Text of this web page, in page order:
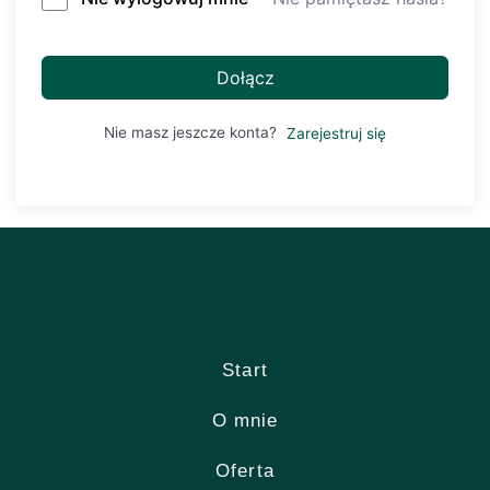
Dołącz
Nie masz jeszcze konta? Zarejestruj się
Start
O mnie
Oferta